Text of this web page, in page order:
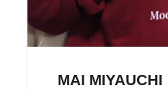
MAI MIYAUCHI